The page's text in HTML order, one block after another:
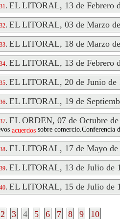
. EL LITORAL, 13 de Febrero
. EL LITORAL, 03 de Marzo
. EL LITORAL, 18 de Marzo
. EL LITORAL, 13 de Febrero
. EL LITORAL, 20 de Junio de
. EL LITORAL, 19 de
. EL ORDEN, 07 de Octubre
acuerdos sobre comercio.Conferencia
. EL LITORAL, 17 de Mayo de
. EL LITORAL, 13 de Julio de
. EL LITORAL, 15 de Julio de
2 3 4 5 6 7 8 9 10